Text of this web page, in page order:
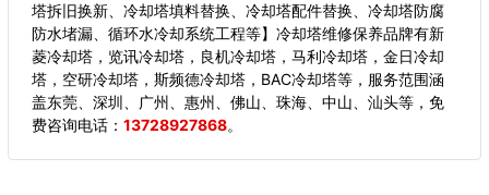
塔拆旧换新、冷却塔填料替换、冷却塔配件替换、冷却塔防腐
防水堵漏、循环水冷却系统工程等】冷却塔维修保养品牌有新
菱冷却塔，览讯冷却塔，良机冷却塔，马利冷却塔，金日冷却
塔，空研冷却塔，斯频德冷却塔，BAC冷却塔等，服务范围涵
盖东莞、深圳、广州、惠州、佛山、珠海、中山、汕头等， 免
费咨询电话： 13728927868。